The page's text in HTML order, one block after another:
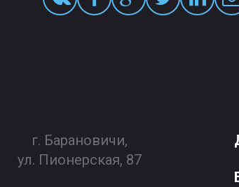
г. Барановичи,
ул. Пионерская, 87